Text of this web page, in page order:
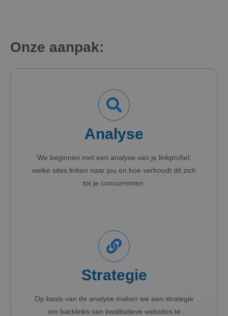
Onze aanpak:
Analyse
We beginnen met een analyse van je linkprofiel:
welke sites linken naar jou en hoe verhoudt dit zich
tot je concurrenten.
Strategie
Op basis van de analyse maken we een strategie
om backlinks van kwalitatieve websites te